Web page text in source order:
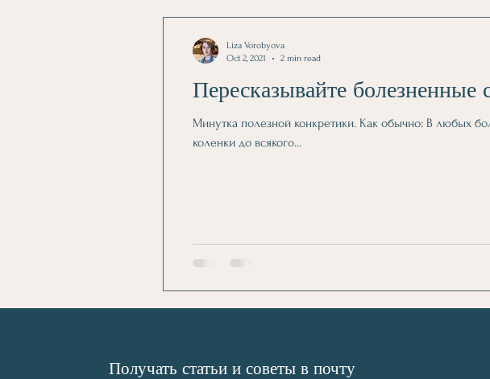
Пересказывайте болезненные
Минутка полезной конкретики. Как обычно: В любых
коленки до всякого...
Liza Vorobyova
Oct 2, 2021
2 min read
Получать статьи и советы в почту